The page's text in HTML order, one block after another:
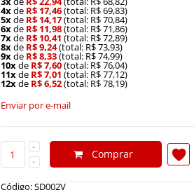
4xde R$ 17,46(total: R$ 69,83)
5xde R$ 14,17(total: R$ 70,84)
6xde R$ 11,98(total: R$ 71,86)
7xde R$ 10,41 (total: R$ 72,89)
8xde R$ 9,24(total: R$ 73,93)
9xde R$ 8,33(total: R$ 74,99)
10xde R$ 7,60(total: R$ 76,04)
11xde R$ 7,01 (total: R$ 77,12)
12xde R$ 6,52(total: R$ 78,19)
Enviar por e-mail
Comprar
Código: SD002V